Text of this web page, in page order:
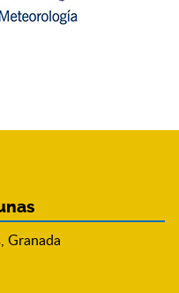
Granada